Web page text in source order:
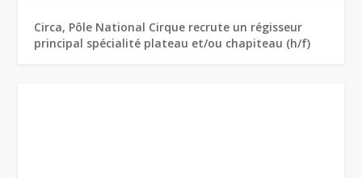
Circa, Pôle National Cirque recrute un régisseur
principal spécialité plateau et/ou chapiteau (h/f)